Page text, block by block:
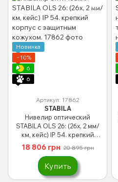
Новинка
−10%
6
6
Артикул: 17862
STABILA
Нивелир оптический
STABILA OLS 26: (26x, 2 мм/
км, кейс) IP 54. крепкий
корпус с защитным кожухом.
18 806 грн 20 895 грн
Купить